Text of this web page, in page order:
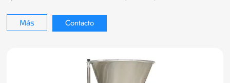
Más Contacto